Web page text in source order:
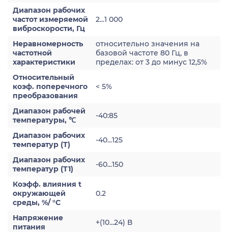
Диапазон рабочих
частот измеряемой
виброскорости, Гц
2...1 000
Неравномерность
частотной
характеристики
относительно значения на
базовой частоте 80 Гц, в
пределах: от 3 до минус 12,5%
Относительный
коэф. поперечного
преобразования
< 5%
Диапазон рабочей
температуры, ℃
-40:85
Диапазон рабочих
температур (Т)
-40...125
Диапазон рабочих
температур (Т1)
-60...150
Коэфф. влияния t
окружающей
среды, %/ °С
0.2
Напряжение
питания
+(10...24) В